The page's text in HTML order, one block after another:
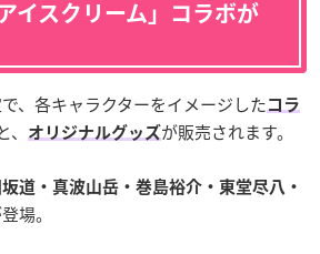
イスクリーム」コラボが
、各キャラクターをイメージした コラ
、 オリジナルグッズ が販売されます。
道・真波山岳・巻島裕介・東堂尽八・
場。